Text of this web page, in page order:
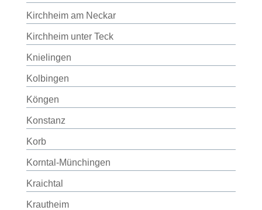
Kirchheim am Neckar
Kirchheim unter Teck
Knielingen
Kolbingen
Köngen
Konstanz
Korb
Korntal-Münchingen
Kraichtal
Krautheim